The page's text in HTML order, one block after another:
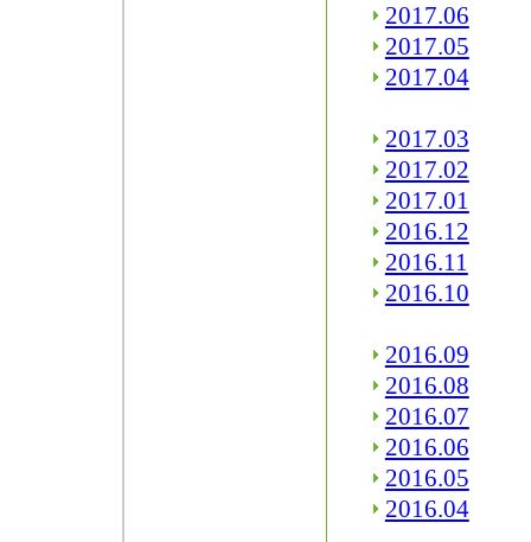
2017.06
2017.05
2017.04
2017.03
2017.02
2017.01
2016.12
2016.11
2016.10
2016.09
2016.08
2016.07
2016.06
2016.05
2016.04